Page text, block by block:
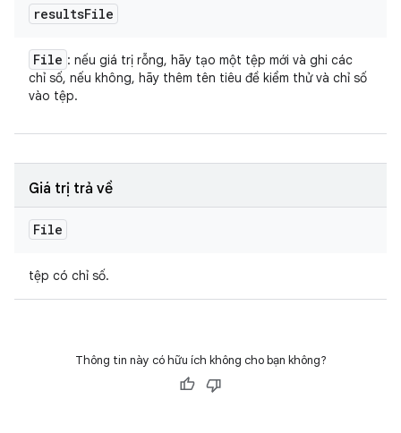
resultsFile
File : nếu giá trị rỗng, hãy tạo một tệp mới và ghi các
chỉ số, nếu không, hãy thêm tên tiêu đề kiểm thử và chỉ số
vào tệp.
Giá trị trả về
File
tệp có chỉ số.
Thông tin này có hữu ích không cho bạn không?